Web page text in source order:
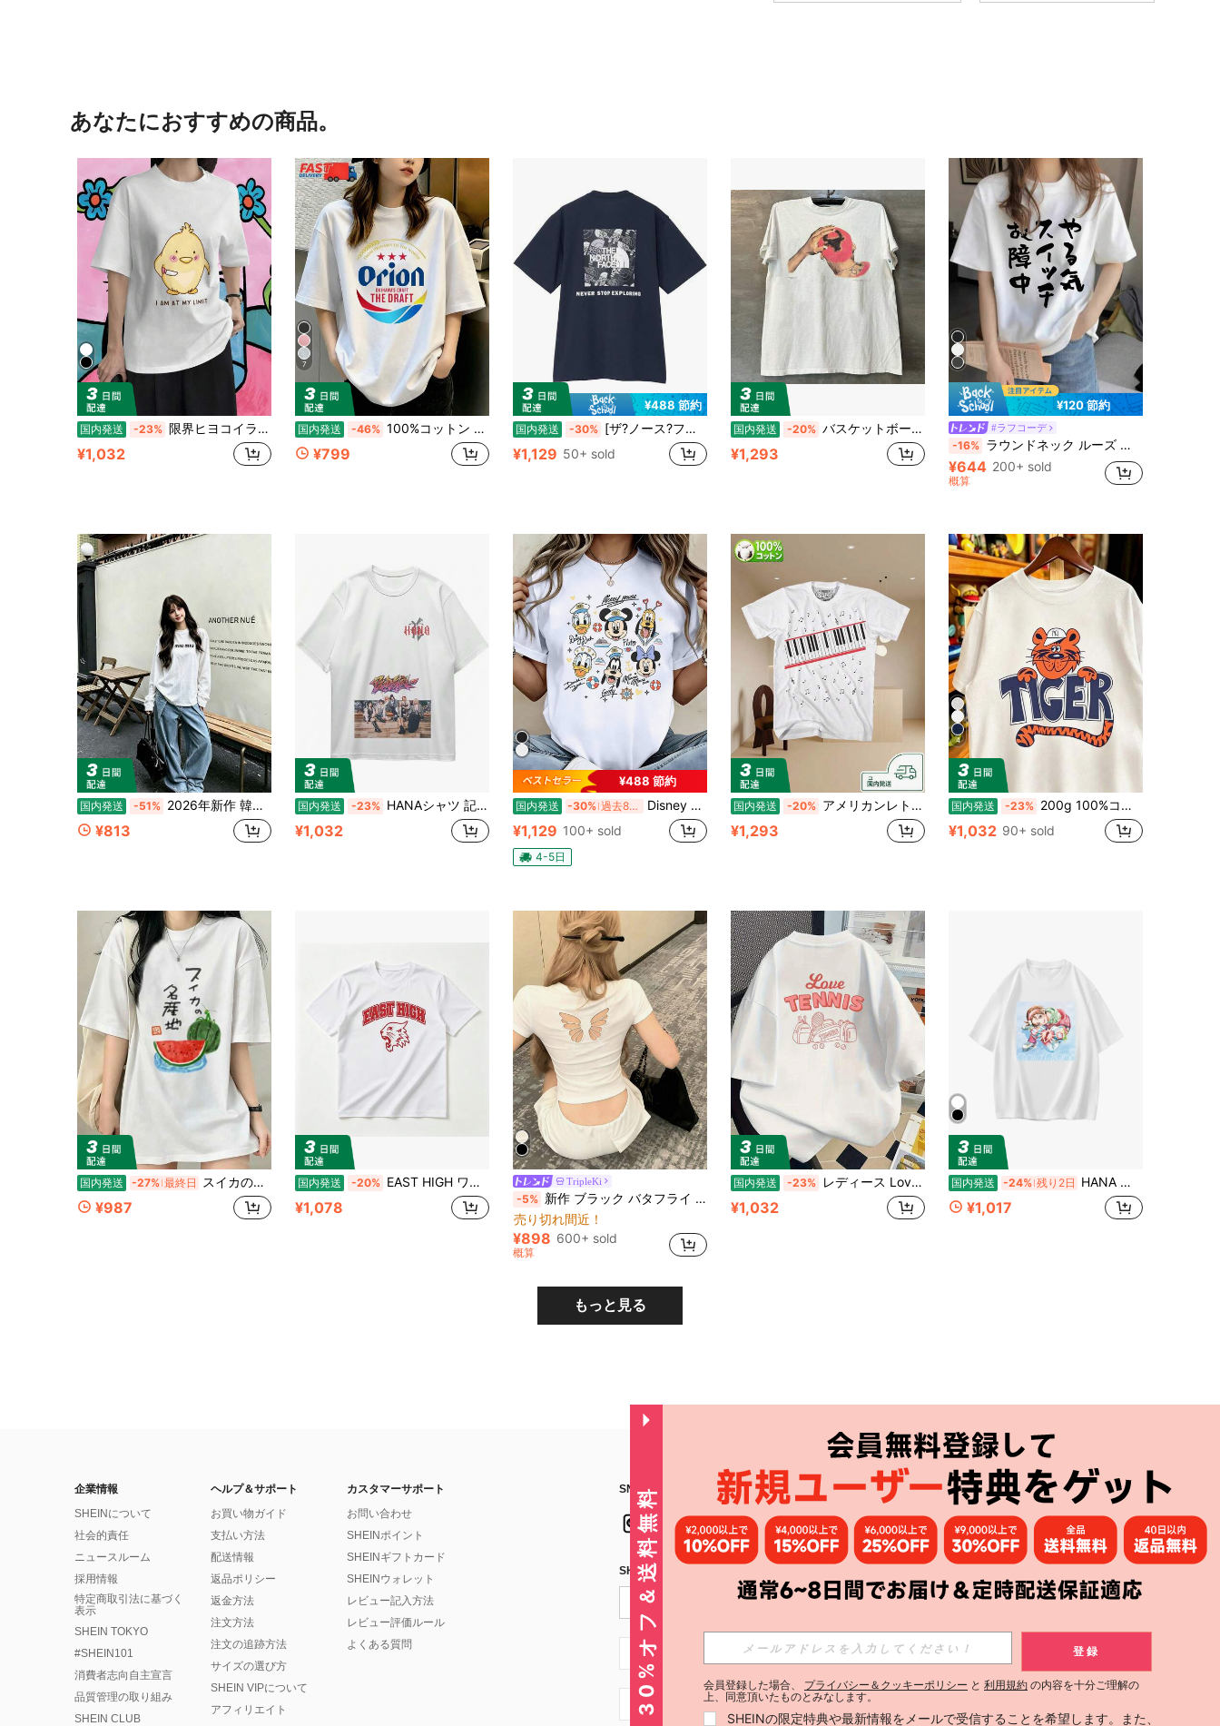
8
あなたにおすすめの商品。
国内発送 -23% 限界ヒヨコイラスト レディース丸首半袖トップス 標準フィット。春夏向け、カジュアル・通勤兼用。柔らか通気性抜群、日韓風、洗濯可、ギフトにも◎
¥1,032
7
国内発送 -46% 100%コットン レディース半袖 夏服y2kスタイルトップ レディースカジュアルプリントTシャツ 春夏新作 ゆったり快適 韓国風トップス ス キャラクター tシャツ 国内発送
¥799
¥488 節約
国内発送 -30% [ザ?ノース?フェイス] 半袖Tシャツ 半袖 吸汗速乾 抗菌防臭 メンズ レディース(1)
¥1,129 50+ sold
国内発送 -20% バスケットボール界のスーパースター,デニス・ロッドマンは,アメリカンスタイルのダイレクトインジェクション製法の半袖シャツを着用している.このシャツは,小さな襟,汎用性の高いクルーネック,そして半袖が特徴だ.
¥1,293
¥120 節約
#ラフコーデ
-16% ラウンドネック ルーズ 和文字プリント カジュアル 半袖Tシャツ、春夏 ホワイト
¥644 200+ sold
概算
国内発送 -51% 2026年新作 韓国風カジュアル 万能 レディース 長袖・半袖Tシャツ レディースTシャツ
¥813
国内発送 -23% HANAシャツ 記念デザイン 半袖 メンズ レディース ゆったり 推し活グッズファン向け コレクション 応援 ホワイト
¥1,032
¥488 節約
国内発送 -30% 過去8時間 Disney アニメやキャラクター柄のレディースTシャツ、メンズTシャツ。この男女兼用のゆったりとしたクルーネックTシャツは、春夏の着用に最適です。普段着やショッピング、パーティーなど、どんなシーンにもぴったりです。ギフトとしても最適です。
¥1,129 100+ sold
4-5日
国内発送 -20% アメリカンレトロスタイルのウエスタン風半袖シャツ - ,マイケル・ジョセフ・ジャクソン
¥1,293
4
国内発送 -23% 200g 100%コットンTシャツ 2026年レディース夏ファッション プリント柄 半袖Tシャツ カップル向けクルーネック半袖トップス
¥1,032 90+ sold
国内発送 -27% 最終日 スイカの特産地 半袖 ゆるキャラ ユニセックス ユニセックスTシャツ
¥987
国内発送 -20% EAST HIGH ワイルドキャッツ Tシャツ - カレッジ風ロゴ 半袖 綿100% 通気性抜群 柔らか素材 夏服 カジュアル スポーツ 運動会 部活 チームウェア お揃い ペアルック プレゼント メンズ レディース
¥1,078
TripleKi
-5% 新作 ブラック バタフライ 透かし彫り 半袖 スタイリッシュ カジュアル Tシャツ ホワイト 夏用
売り切れ間近！
¥898 600+ sold
概算
国内発送 -23% レディース Love Tennis グラフィック Tシャツ - カジュアルな夏用半袖ラウンドネックトップ,ピンクと赤いのテニスプリント払いき,快适でスタイリッシュなカジュアルなアパレル,テニスシャツ
¥1,032
国内発送 -24% 残り2日 HANA アニメスケート少女 記念デザイン 半袖 メンズ レディース ゆったり 推し活グッズファン向け コレクション
¥1,017
もっと見る
企業情報
SHEINについて
社会的責任
ニュースルーム
採用情報
特定商取引法に基づく
表示
SHEIN TOKYO
#SHEIN101
消費者志向自主宣言
品質管理の取り組み
SHEIN CLUB
ヘルプ＆サポート
お買い物ガイド
支払い方法
配送情報
返品ポリシー
返金方法
注文方法
注文の追跡方法
サイズの選び方
SHEIN VIPについて
アフィリエイト
カスタマーサポート
お問い合わせ
SHEINポイント
SHEINギフトカード
SHEINウォレット
レビュー記入方法
レビュー評価ルール
よくある質問
SNSフォローはこちら： アプリ
SHEIN STYLE NEWSを購読する
購読
JP + 81 登録する
JP + 81
30%オフ＆送料無料 登録
会員登録した場合、 プライバシー＆クッキーポリシー と 利用規約 の内容を十分ご理解の
上、同意頂いたものとみなします。
SHEINの限定特典や最新情報をメールで受信することを希望します。また、